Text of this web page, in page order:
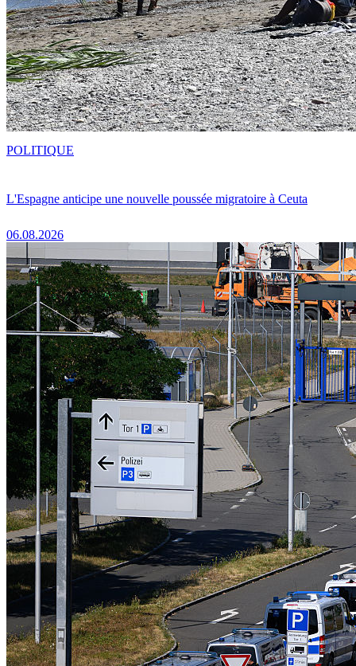
L'Espagne anticipe une nouvelle poussée migratoire à Ceuta
06.08.2026
POLITIQUE